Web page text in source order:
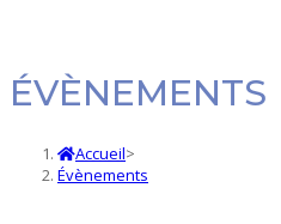
ÉVÈNEMENTS
Accueil>
Évènements